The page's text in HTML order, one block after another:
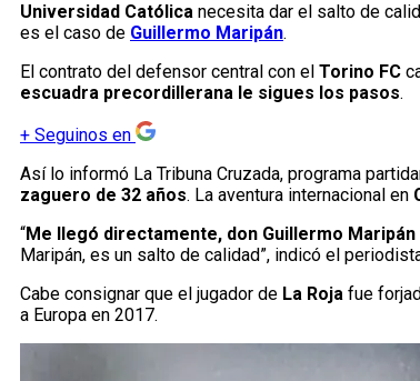
Universidad Católica necesita dar el salto de
es el caso de Guillermo Maripán.
El contrato del defensor central con el Torino FC
escuadra precordillerana le sigues los pasos.
+ Seguinos en
Así lo informó La Tribuna Cruzada, programa
zaguero de 32 años. La aventura internacional en
“Me llegó directamente, don Guillermo
Maripán, es un salto de calidad”, indicó el
Cabe consignar que el jugador de La Roja fue
a Europa en 2017.